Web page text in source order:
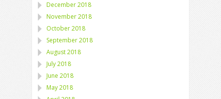
December 2018
November 2018
October 2018
September 2018
August 2018
July 2018
June 2018
May 2018